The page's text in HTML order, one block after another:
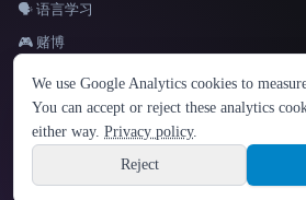
语言
English español Français
Hindi
🗣️ 语言学习
🎮 赌博
Site information
© 2026 That AI Collection. 保留所有权利。
Built with Metatron ★
build de3d624c
We use Google Analytics cookies to
You can accept or reject these analytics
either way. Privacy policy.
Reject